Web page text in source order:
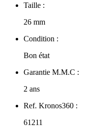
Taille :
26 mm
Condition :
Bon état
Garantie M.M.C :
2 ans
Ref. Kronos360 :
61211